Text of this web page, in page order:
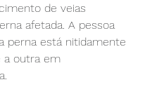
de veias
afetada. A pessoa
perna está nitidamente
a outra em